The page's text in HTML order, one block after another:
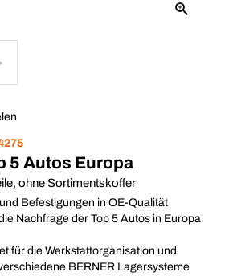
5 Autos Europa
ohne Sortimentskoffer
Befestigungen in OE-Qualität
Nachfrage der Top 5 Autos in Europa
für die Werkstattorganisation und
BERNER Lagersysteme